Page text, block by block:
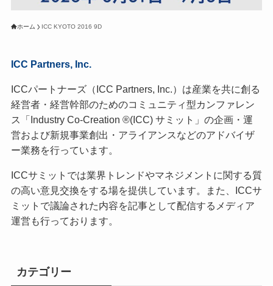
ホーム ICC KYOTO 2016 9D
ICC Partners, Inc.
ICCパートナーズ（ICC Partners, Inc.）は産業を共に創る
経営者・経営幹部のためのコミュニティ型カンファレン
ス「Industry Co-Creation ®(ICC) サミット」の企画・運
営および新規事業創出・アライアンスなどのアドバイザ
ー業務を行っています。
ICCサミットでは業界トレンドやマネジメントに関する質
の高い意見交換をする場を提供しています。また、ICCサ
ミットで議論された内容を記事として配信するメディア
運営も行っております。
カテゴリー